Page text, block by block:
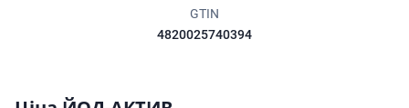
GTIN
4820025740394